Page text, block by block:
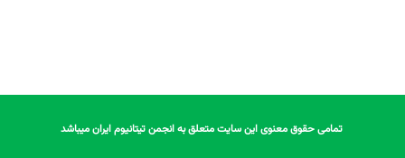
تمامی حقوق معنوی این سایت متعلق به انجمن تیتانیوم ایران میباشد